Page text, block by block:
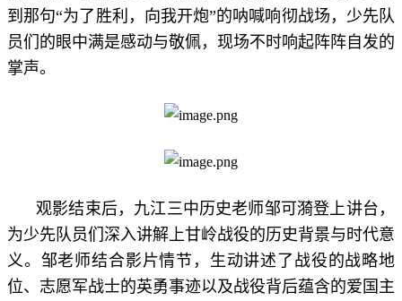
到那句“为了胜利，向我开炮”的呐喊响彻战场，少先队
员们的眼中满是感动与敬佩，现场不时响起阵阵自发的
掌声。
观影结束后，九江三中历史老师邹可漪登上讲台，
为少先队员们深入讲解上甘岭战役的历史背景与时代意
义。邹老师结合影片情节，生动讲述了战役的战略地
位、志愿军战士的英勇事迹以及战役背后蕴含的爱国主